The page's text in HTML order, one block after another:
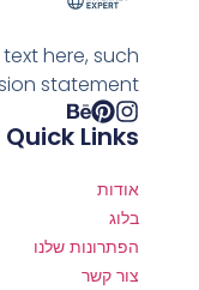
here, such
statement
Quick Links
אודות
בלוג
הפתרונות שלנו
צור קשר